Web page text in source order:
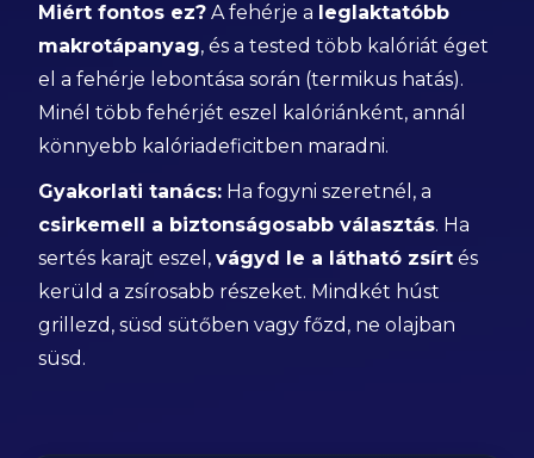
Miért fontos ez? A fehérje a leglaktatóbb
makrotápanyag, és a tested több kalóriát éget
el a fehérje lebontása során (termikus hatás).
Minél több fehérjét eszel kalóriánként, annál
könnyebb kalóriadeficitben maradni.
Gyakorlati tanács: Ha fogyni szeretnél, a
csirkemell a biztonságosabb választás. Ha
sertés karajt eszel,vágyd le a látható zsírt és
kerüld a zsírosabb részeket. Mindkét húst
grillezd, süsd sütőben vagy főzd, ne olajban
süsd.